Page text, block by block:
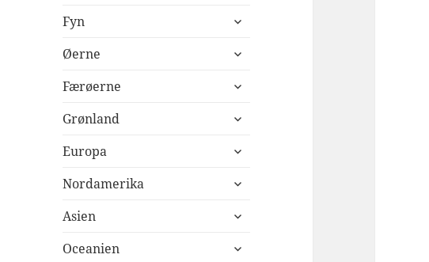
Fyn
udvid
Øerne
udvid
Færøerne
udvid
Grønland
udvid
Europa
udvid
Nordamerika
udvid
Asien
udvid
Oceanien
udvid